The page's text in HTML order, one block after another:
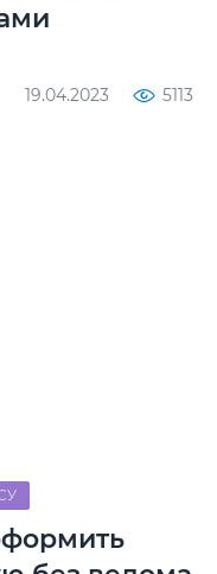
19.04.2023 5113